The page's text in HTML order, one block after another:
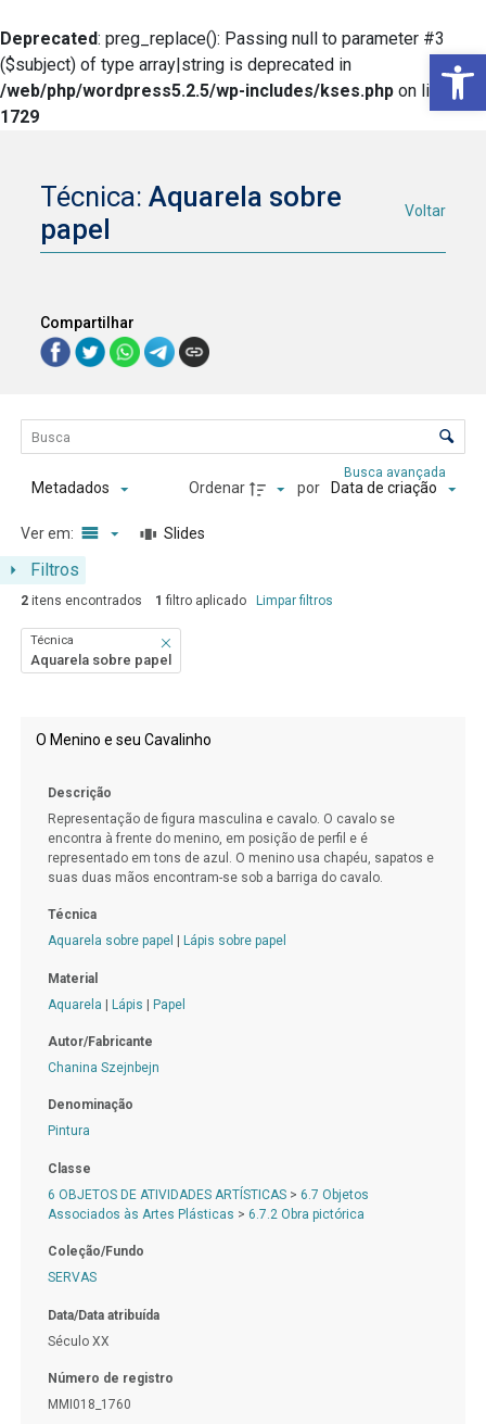
Deprecated: preg_replace(): Passing null to parameter #3
($subject) of type array|string is deprecated in
/web/php/wordpress5.2.5/wp-includes/kses.php on line
1729
Técnica:Aquarela sobre
papel
Voltar
Compartilhar
Lista de itens
Controle de ordenação e visualização
Filtros
Busca avançada
Metadados Ordenar por Data de criação
Ver em: Slides
2itens encontrados 1 filtro aplicado Limpar filtros
Técnica
Aquarela sobre papel
Resultados da lista de itens
O Menino e seu Cavalinho
Descrição
Representação de figura masculina e cavalo. O cavalo se
encontra à frente do menino, em posição de perfil e é
representado em tons de azul. O menino usa chapéu, sapatos e
suas duas mãos encontram-se sob a barriga do cavalo.
Técnica
Aquarela sobre papel
Lápis sobre papel
Material
Aquarela | Lápis | Papel
Autor/Fabricante
Chanina Szejnbejn
Denominação
Pintura
Classe
6 OBJETOS DE ATIVIDADES ARTÍSTICAS> 6.7 Objetos
Associados às Artes Plásticas > 6.7.2 Obra pictórica
Coleção/Fundo
SERVAS
Data/Data atribuída
Século XX
Número de registro
MMI018_1760